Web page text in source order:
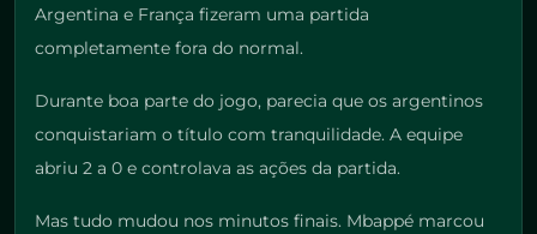
Argentina e França fizeram uma partida
completamente fora do normal.
Durante boa parte do jogo, parecia que os argentinos
conquistariam o título com tranquilidade. A equipe
abriu 2 a 0 e controlava as ações da partida.
Mas tudo mudou nos minutos finais. Mbappé marcou